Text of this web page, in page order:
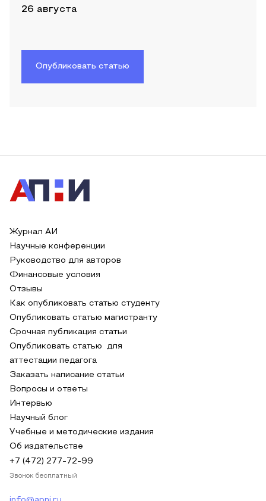
26 августа
Опубликовать статью
Журнал АИ
Научные конференции
Руководство для авторов
Финансовые условия
Отзывы
Как опубликовать статью студенту
Опубликовать статью магистранту
Срочная публикация статьи
Опубликовать статью для
аттестации педагога
Заказать написание статьи
Вопросы и ответы
Интервью
Научный блог
Учебные и методические издания
Об издательстве
+7 (472) 277-72-99
Звонок бесплатный